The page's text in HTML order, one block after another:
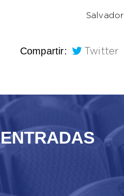
Compartir: Twitter
ENTRADAS